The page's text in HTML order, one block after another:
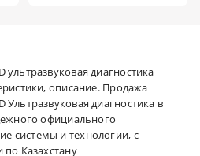
диагностика
описание. Продажа
диагностика в
официального
системы и технологии, с
Казахстану